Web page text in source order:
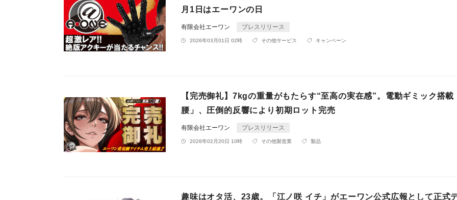
月1日はエーワンの日
有限会社エーワン プレスリリース
2026年03月01日 02時 その他サービス キャンペーン
【完売御礼】7kgの重量がもたらす“至高の実在感”。電動ギミック搭載
腰」、圧倒的反響により初期ロット完売
有限会社エーワン プレスリリース
2026年02月20日 10時 その他製造業 製品
趣味はオタ活、23歳。「江ノ咲 イチ」がエーワン公式広報として正式